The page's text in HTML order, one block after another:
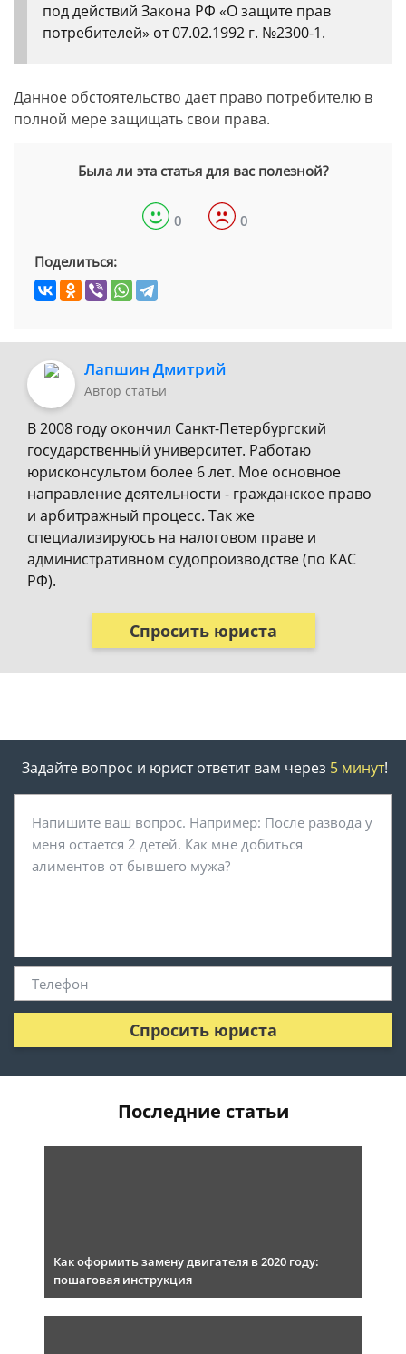
под действий Закона РФ «О защите прав
потребителей» от 07.02.1992 г. №2300-1.
Данное обстоятельство дает право потребителю в
полной мере защищать свои права.
Была ли эта статья для вас полезной?
0 0
Поделиться:
Лапшин Дмитрий
Автор статьи
В 2008 году окончил Санкт-Петербургский
государственный университет. Работаю
юрисконсультом более 6 лет. Мое основное
направление деятельности - гражданское право
и арбитражный процесс. Так же
специализируюсь на налоговом праве и
административном судопроизводстве (по КАС
РФ).
Спросить юриста
Задайте вопрос и юрист ответит вам через 5 минут!
Спросить юриста
Последние статьи
Как оформить замену двигателя в 2020 году:
пошаговая инструкция